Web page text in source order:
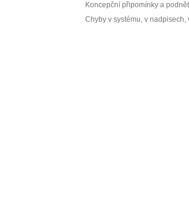
Koncepční připomínky a
Chyby v systému, v nadpisech,